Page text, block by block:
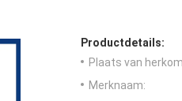
Productdetails:
Plaats van
Merknaam: